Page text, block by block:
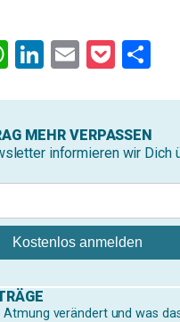
WhatsApp
LinkedIn
Email
MEHR VERPASSEN
informieren wir Dich
Atmung verändert und was